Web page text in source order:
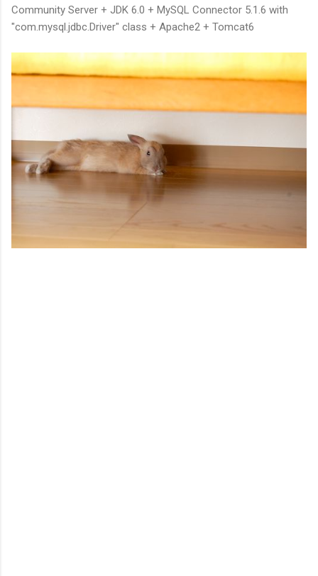
Community Server + JDK 6.0 + MySQL Connector 5.1.6 with
"com.mysql.jdbc.Driver" class + Apache2 + Tomcat6